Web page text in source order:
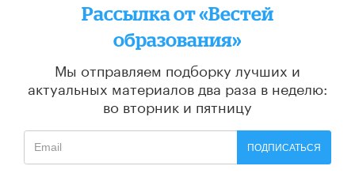
Рассылка от «Вестей
образования»
Мы отправляем подборку лучших и
актуальных материалов два раза в неделю:
во вторник и пятницу
ПОДПИСАТЬСЯ